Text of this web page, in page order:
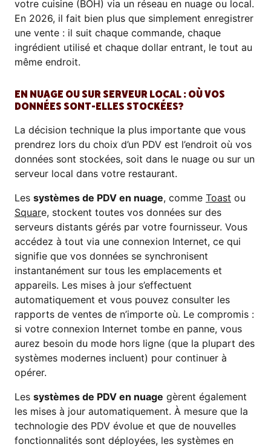
votre cuisine (BOH) via un réseau en nuage ou local.
En 2026, il fait bien plus que simplement enregistrer
une vente : il suit chaque commande, chaque
ingrédient utilisé et chaque dollar entrant, le tout au
même endroit.
EN NUAGE OU SUR SERVEUR LOCAL : OÙ VOS
DONNÉES SONT-ELLES STOCKÉES?
La décision technique la plus importante que vous
prendrez lors du choix d’un PDV est l’endroit où vos
données sont stockées, soit dans le nuage ou sur un
serveur local dans votre restaurant.
Les systèmes de PDV en nuage, comme Toast ou
Square, stockent toutes vos données sur des
serveurs distants gérés par votre fournisseur. Vous
accédez à tout via une connexion Internet, ce qui
signifie que vos données se synchronisent
instantanément sur tous les emplacements et
appareils. Les mises à jour s’effectuent
automatiquement et vous pouvez consulter les
rapports de ventes de n’importe où. Le compromis :
si votre connexion Internet tombe en panne, vous
aurez besoin du mode hors ligne (que la plupart des
systèmes modernes incluent) pour continuer à
opérer.
Les systèmes de PDV en nuage gèrent également
les mises à jour automatiquement. À mesure que la
technologie des PDV évolue et que de nouvelles
fonctionnalités sont déployées, les systèmes en